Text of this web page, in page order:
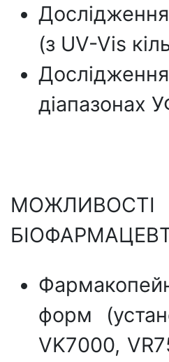
Дослідження
(з UV-Vis
діапазонах
форм
VK7000,